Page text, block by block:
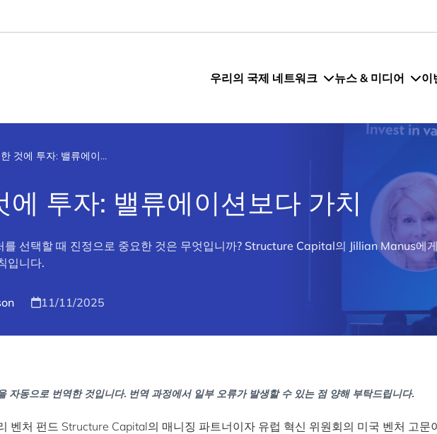
우리의 국제 네트워크 뉴스 & 미디어 이
중요한 것에 투자: 밸류에이션보다 가치
에 투자: 밸류에이션보다 가치
를 선택할 때 진정으로 중요한 것은 무엇입니까? Structure Capital의 Jillian Manus에
입니다.
11/11/2025
자동으로 번역한 것입니다. 번역 과정에서 일부 오류가 발생할 수 있는 점 양해 부탁드립니다.
벤처 펀드 Structure Capital의 매니징 파트너이자 유럽 혁신 위원회의 미국 벤처 고문